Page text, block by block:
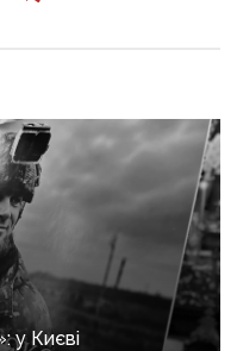
у Києві